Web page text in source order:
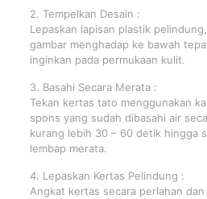
2. Tempelkan Desain :
Lepaskan lapisan plastik
gambar menghadap ke bawah
inginkan pada permukaan kulit.
3. Basahi Secara Merata :
Tekan kertas tato menggunakan
spons yang sudah dibasahi air
kurang lebih 30 – 60 detik hingga
lembap merata.
4. Lepaskan Kertas Pelindung :
Angkat kertas secara perlahan